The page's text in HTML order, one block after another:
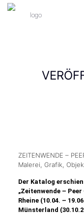
ZEITENWENDE –
Malerei, Grafik,
Der Katalog
„Zeitenwende –
Rheine (10.04. –
Münsterland